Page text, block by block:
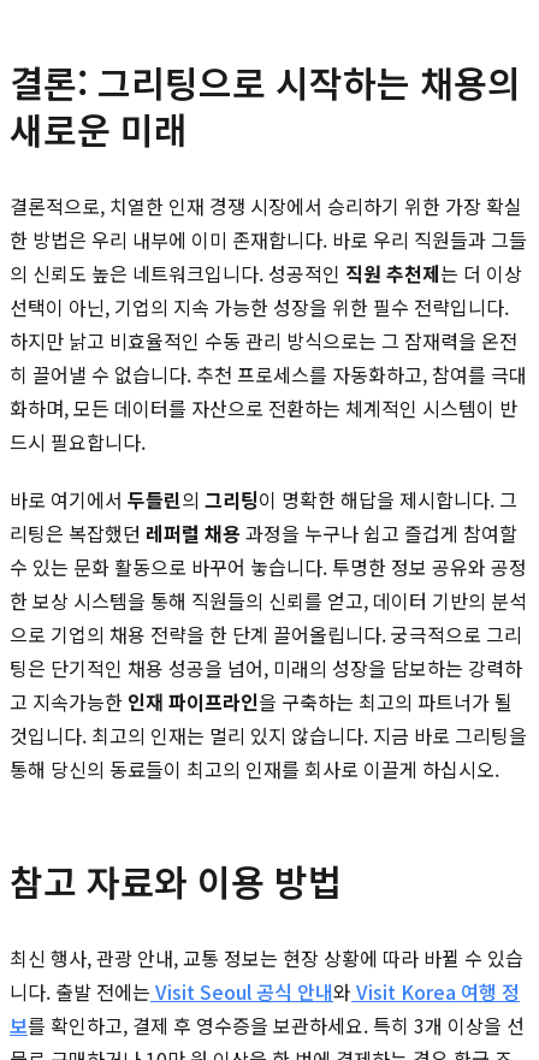
결론: 그리팅으로 시작하는 채용의
새로운 미래
결론적으로, 치열한 인재 경쟁 시장에서 승리하기 위한 가장 확실
한 방법은 우리 내부에 이미 존재합니다. 바로 우리 직원들과 그들
의 신뢰도 높은 네트워크입니다. 성공적인 직원 추천제는 더 이상
선택이 아닌, 기업의 지속 가능한 성장을 위한 필수 전략입니다.
하지만 낡고 비효율적인 수동 관리 방식으로는 그 잠재력을 온전
히 끌어낼 수 없습니다. 추천 프로세스를 자동화하고, 참여를 극대
화하며, 모든 데이터를 자산으로 전환하는 체계적인 시스템이 반
드시 필요합니다.
바로 여기에서 두들린의 그리팅이 명확한 해답을 제시합니다. 그
리팅은 복잡했던 레퍼럴 채용 과정을 누구나 쉽고 즐겁게 참여할
수 있는 문화 활동으로 바꾸어 놓습니다. 투명한 정보 공유와 공정
한 보상 시스템을 통해 직원들의 신뢰를 얻고, 데이터 기반의 분석
으로 기업의 채용 전략을 한 단계 끌어올립니다. 궁극적으로 그리
팅은 단기적인 채용 성공을 넘어, 미래의 성장을 담보하는 강력하
고 지속가능한 인재 파이프라인을 구축하는 최고의 파트너가 될
것입니다. 최고의 인재는 멀리 있지 않습니다. 지금 바로 그리팅을
통해 당신의 동료들이 최고의 인재를 회사로 이끌게 하십시오.
참고 자료와 이용 방법
최신 행사, 관광 안내, 교통 정보는 현장 상황에 따라 바뀔 수 있습
니다. 출발 전에는 Visit Seoul 공식 안내와 Visit Korea 여행 정
보를 확인하고, 결제 후 영수증을 보관하세요. 특히 3개 이상을 선